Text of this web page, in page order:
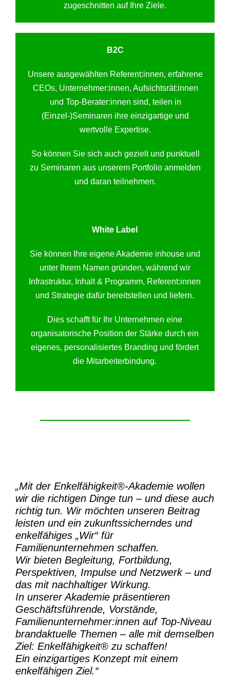
zugeschnitten auf Ihre Ziele.
B2C
Unsere ausgewählten Referent:innen, erfahrene
CEOs, Unternehmer:innen, Aufsichtsrät:innen
und Top-Berater:innen sind, teilen in
(Einzel-)Seminaren ihre einzigartige und
wertvolle Expertise.
So können Sie sich auch gezielt und punktuell
zu Seminaren aus unserem Portfolio anmelden
und daran teilnehmen.
White Label
Sie können Ihre eigene Akademie inhouse und
unter Ihrem Namen gründen, während wir
Infrastruktur, Inhalt & Programm, Referent:innen
und Strategie dafür bereitstellen und liefern.
Dies schafft für Ihr Unternehmen eine
organisatorische Position der Stärke durch ein
eigenes, personalisiertes Branding und fördert
die Mitarbeiterbindung.
„Mit der Enkelfähigkeit®-Akademiewollen
wir die richtigen Dinge tun – und diese auch
richtig tun. Wir möchten unseren Beitrag
leisten und ein zukunftssicherndes und
enkelfähiges „Wir“ für
Familienunternehmen schaffen.
Wir bieten Begleitung, Fortbildung,
Perspektiven, Impulse und Netzwerk – und
das mit nachhaltiger Wirkung.
In unserer Akademie präsentieren
Geschäftsführende, Vorstände,
Familienunternehmer:innen auf Top-Niveau
brandaktuelle Themen – alle mit demselben
Ziel: Enkelfähigkeit® zu schaffen!
Ein einzigartiges Konzept mit einem
enkelfähigen Ziel.“